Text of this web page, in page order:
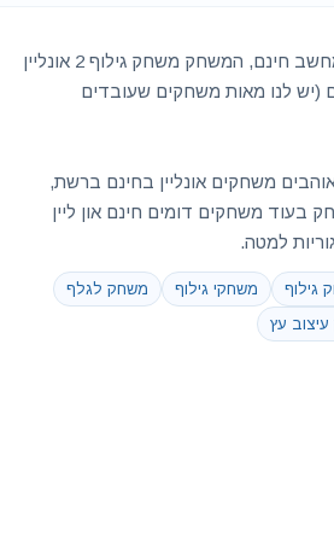
משחק משחק גילוף 2 במחשב חינם, המשחק משחק גילוף 2 אונליין
(יש לנו מאות משחקים שעובדים
משחקים אונליין בחינם ברשת,
בעוד משחקים דומים חינם און ליין
למטה.
גילוף משחקי גילוף
משחק לגלף
עץ